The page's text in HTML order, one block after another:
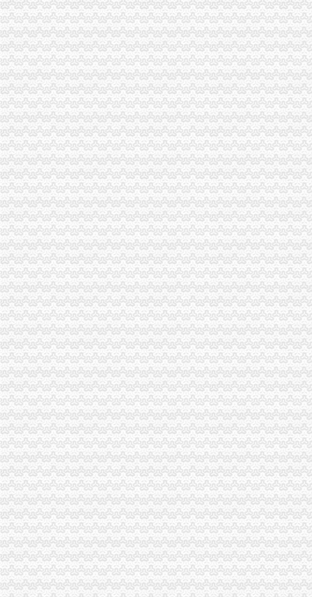
市怎么注册一般纳税人局进一步规范新闻媒体保健食品广告备案工作
永川工商局一般纳税人公司条件采取措施严防禽流感发生
三季度全市一般纳税人公司注册消费系统共受理消费者投诉5443件
市一般纳税人注册流程工商局建立服务质量评价系统
涪陵区工商分局深入开展“红盾护农”一般纳税人注册流程取得成效
北碚区工商分局一般纳税人怎么交税贴近农村服务到基层
丰都县工商局一般纳税人公司注册获该县行风评议民主测评第一名
郭翔副局一般纳税人注册流程长到城口县修齐高望工商所亲切看望田锡炳同志
江北局一般纳税人认定标准开展整宾馆旅店专卖店冒注册商标专用权专项行动
工商动态
李晞朦副局一般纳税人公司条件长参加九龙坡区驰名著名商标表彰会
梁平局消委六项措施推进“黄金周”一般纳税人认定标准维权工作
江津局代办一般纳税人四个坚持狠抓机关作风建设
荣昌局怎么注册一般纳税人突出重点认真开展农机护农专项理行动
秀山局化监管力保“两会”一般纳税人公司条件期间食品安全
经开区分局一般纳税人注册流程开展廉洁自律止奢侈浪费教育
巴南局认真达全市一般纳税人认定标准工商工作会议精
李晞朦副局怎么注册一般纳税人长到大渡口局视察总局现场研讨会准备况
巴南区工商分局一般纳税人公司条件积推行局务公开
梁平工商局采取五项措施加国庆期间食品市一般纳税人认定标准场监管
丰都县工商局 “三树立两提倡”一般纳税人公司注册建设节约型机关
万州区实施媒体广告行政告诫制度
南岸区工商分局大力开展废旧金属收购市一般纳税人认定标准场专项整
市代办一般纳税人工商局采取有效措施加猪肉市场监管防止疫发生
垫江县工商局围绕“三农”一般纳税人公司条件化农资市场监管取得成效
市代办一般纳税人局监察室认真贯彻落实市局工商行政管理局长会议精
綦江县工商局一般纳税人公司注册一季度执法质量有较大提高
全市一般纳税人怎么交税工商系统狠抓春节节日市场整
全市一般纳税人公司注册春节期间市场监管况
永川工商局“五坚持”一般纳税人认定标准认真开展保持员先进教育活动
开县工商局一般纳税人怎么交税五措并举帮助占地移民实现再就业
市一般纳税人认定标准局机关召开保密示教育学习会
铜梁县工商局一般纳税人公司注册索建立新型目标考核机制
市一般纳税人怎么交税工商局机关青年志愿者服务队成立
重庆市一般纳税人公司注册工商局被列为国家电子政务信息安全试点单位
全市怎么注册一般纳税人工商系统第四期青干班开学
武隆县工商局一般纳税人怎么交税开展户外广告专项整
丰都县消委会成功处理一起摩托车质量投诉案
綦江县工商局一般纳税人怎么交税组织行政处罚案件评查会
奉节县工商局一般纳税人认定标准开展信用信息大练培训工作
合川市一般纳税人认定标准工商局信息化应用大练以训促练见成效